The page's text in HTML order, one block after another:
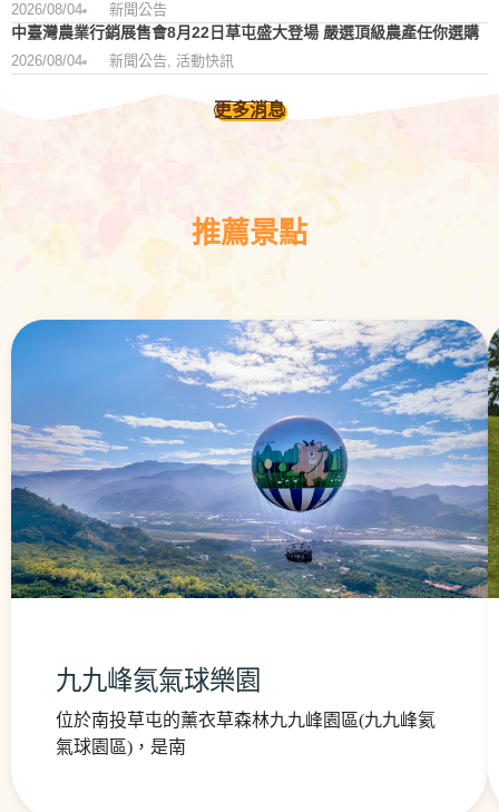
2026/08/04 新聞公告
中臺灣農業行銷展售會8月22日草屯盛大登場 嚴選頂級農產任你選購
2026/08/04 新聞公告, 活動快訊
更多消息
推薦景點
九九峰氦氣球樂園
位於南投草屯的薰衣草森林九九峰園區(九九峰氦
氣球園區)，是南